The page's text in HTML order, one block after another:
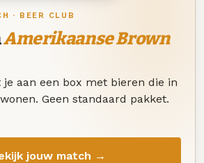
· BEER CLUB
Amerikaanse Brown
je aan een box met bieren die in
Geen standaard pakket.
jouw match →